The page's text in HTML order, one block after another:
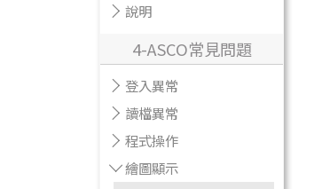
說明
4-ASCO常見問題
登入異常
讀檔異常
程式操作
繪圖顯示